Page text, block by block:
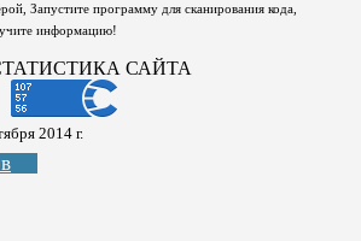
Запустите программу для сканирования кода,
информацию!
САЙТА
2014 г.